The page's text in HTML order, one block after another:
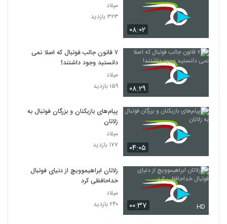
۰۸:۰۲
میلاد
۳۲۳ بازدید
۰۸:۲۹
۷ قانون جالب فوتبال که اصلا نمی
دانستید وجود داشتند!
میلاد
۱۵۹ بازدید
۰۴:۰۵
پیام‌های بازیکنان و بزرگان فوتبال به
زلاتان
میلاد
۱۷۷ بازدید
۰۰:۳۷ HD
زلاتان ابراهیموویچ از دنیای فوتبال
خداحافظی کرد
میلاد
۲۴۰ بازدید